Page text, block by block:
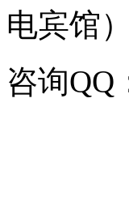
电宾馆）
咨询QQ